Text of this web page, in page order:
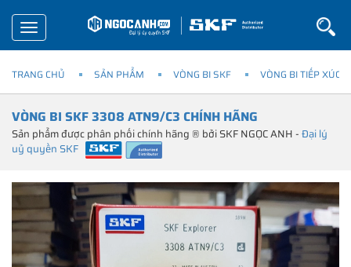
Toggle
navigation
TRANG CHỦ SẢN PHẨM VÒNG BI SKF VÒNG BI TIẾP XÚC
VÒNG BI SKF 3308 ATN9/C3 CHÍNH HÃNG
Sản phẩm được phân phối chính hãng ® bởi SKF NGỌC ANH -Đại lý
uỷ quyền SKF